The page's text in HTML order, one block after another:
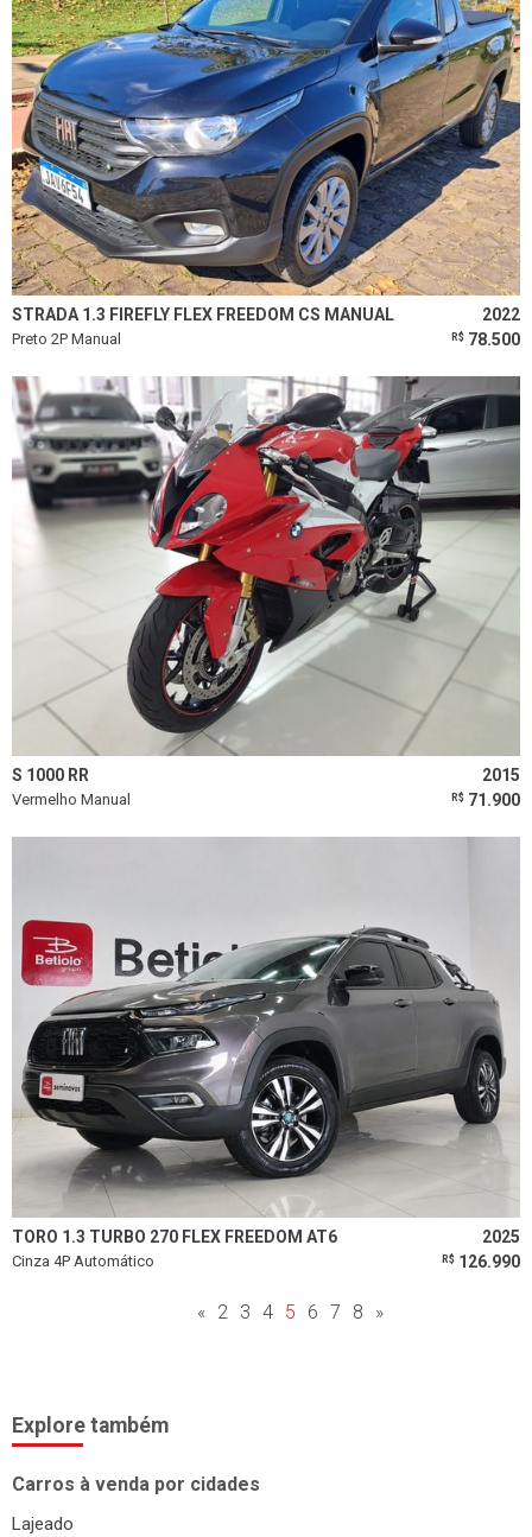
STRADA 1.3 FIREFLY FLEX FREEDOM CS MANUAL 2022
Preto 2P Manual R$ 78.500
S 1000 RR 2015
Vermelho Manual R$ 71.900
TORO 1.3 TURBO 270 FLEX FREEDOM AT6 2025
Cinza 4P Automático R$ 126.990
« 2 3 4 5 6 7 8 »
Explore também
Carros à venda por cidades
Lajeado